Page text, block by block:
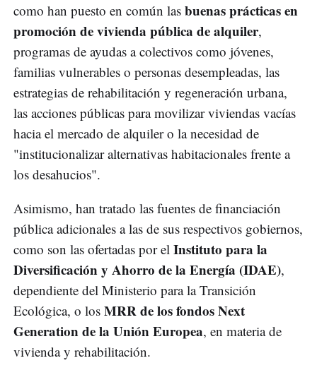
como han puesto en común las buenas prácticas en
promoción de vivienda pública de alquiler,
programas de ayudas a colectivos como jóvenes,
familias vulnerables o personas desempleadas, las
estrategias de rehabilitación y regeneración urbana,
las acciones públicas para movilizar viviendas vacías
hacia el mercado de alquiler o la necesidad de
"institucionalizar alternativas habitacionales frente a
los desahucios".
Asimismo, han tratado las fuentes de financiación
pública adicionales a las de sus respectivos gobiernos,
como son las ofertadas por el Instituto para la
Diversificación y Ahorro de la Energía (IDAE),
dependiente del Ministerio para la Transición
Ecológica, o los MRR de los fondos Next
Generation de la Unión Europea, en materia de
vivienda y rehabilitación.